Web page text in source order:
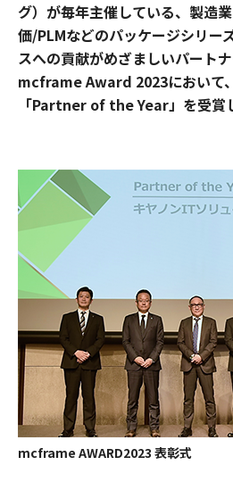
グ）が毎年主催している、製造
価/PLMなどのパッケージシリ
スへの貢献がめざましいパート
mcframe Award 2023において
「Partner of the Year」を受賞
mcframe AWARD2023 表彰式